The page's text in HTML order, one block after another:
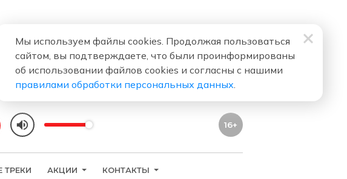
16+
ТРЕКИ АКЦИИ КОНТАКТЫ
Мы используем файлы cookies. Продолжая пользоваться
сайтом, вы подтверждаете, что были проинформированы
об использовании файлов cookies и согласны с нашими
правилами обработки персональных данных.